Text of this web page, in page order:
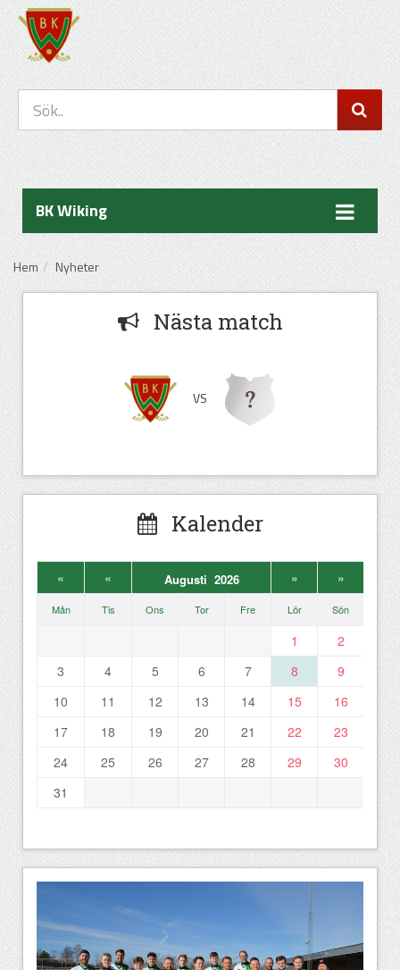
BK Wiking
Hem Nyheter
Nästa match
VS
Kalender
« « Augusti 2026 » »
Mån Tis Ons Tor Fre Lör Sön
1
2
3
4 5 6 7 8
9
10
11 12 13 14 15
16
17
18 19 20 21 22
23
24
25 26 27 28 29
30
31